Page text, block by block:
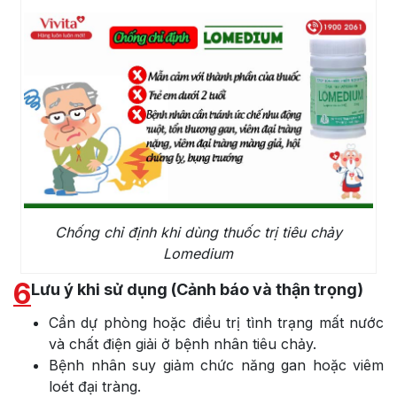
Chống chỉ định khi dùng thuốc trị tiêu chảy
Lomedium
6Lưu ý khi sử dụng (Cảnh báo và thận trọng)
Cần dự phòng hoặc điều trị tình trạng mất nước
và chất điện giải ở bệnh nhân tiêu chảy.
Bệnh nhân suy giảm chức năng gan hoặc viêm
loét đại tràng.